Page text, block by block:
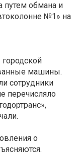
путем обмана и
№1» на
машины.
сотрудники
перечисляло
о